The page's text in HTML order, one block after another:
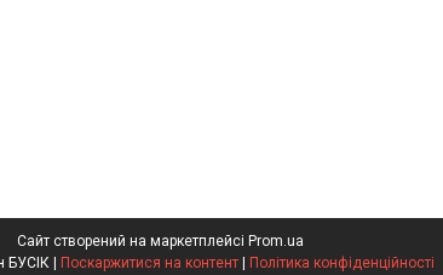
Сайт створений на маркетплейсі Prom.ua
Поскаржитися на контент Політика конфіденційності